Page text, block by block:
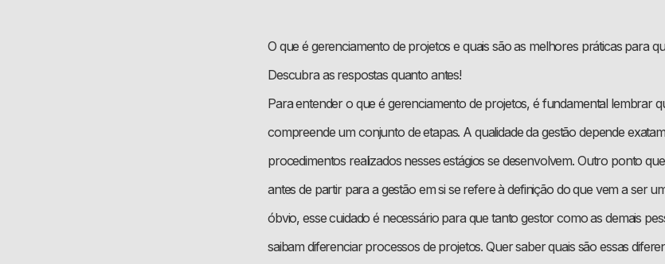
O que é gerenciamento de projetos e quais são as melhores práticas para
Descubra as respostas quanto antes!
Para entender o que é gerenciamento de projetos, é fundamental lembrar
compreende um conjunto de etapas. A qualidade da gestão depende
procedimentos realizados nesses estágios se desenvolvem. Outro ponto
antes de partir para a gestão em si se refere à definição do que vem a ser
óbvio, esse cuidado é necessário para que tanto gestor como as demais
saibam diferenciar processos de projetos. Quer saber quais são essas